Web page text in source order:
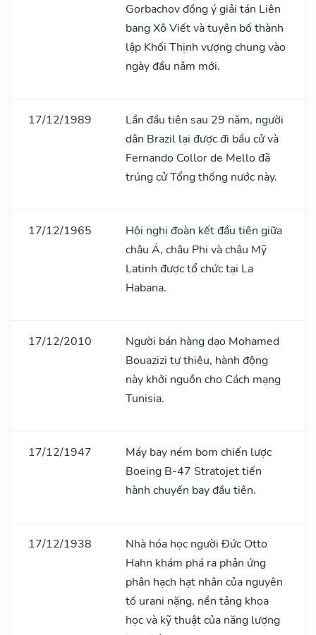
Gorbachov đồng ý giải tán Liên
bang Xô Viết và tuyên bố thành
lập Khối Thịnh vượng chung vào
ngày đầu nǎm mới.
17/12/1989
Lần đầu tiên sau 29 nǎm, người
dân Brazil lại được đi bầu cử và
Fernando Collor de Mello đã
trúng cử Tổng thống nước này.
17/12/1965
Hội nghị đoàn kết đầu tiên giữa
châu Á, châu Phi và châu Mỹ
Latinh được tổ chức tại La
Habana.
17/12/2010
Người bán hàng dạo Mohamed
Bouazizi tự thiêu, hành động
này khởi nguồn cho Cách mạng
Tunisia.
17/12/1947
Máy bay ném bom chiến lược
Boeing B-47 Stratojet tiến
hành chuyến bay đầu tiên.
17/12/1938
Nhà hóa học người Đức Otto
Hahn khám phá ra phản ứng
phân hạch hạt nhân của nguyên
tố urani nặng, nền tảng khoa
học và kỹ thuật của năng lượng